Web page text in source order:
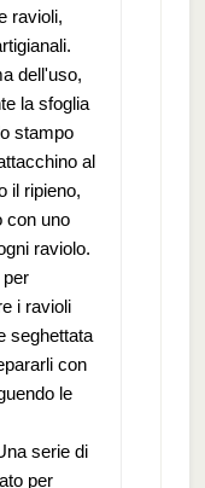
ravioli,
dell'uso,
la sfoglia
stampo
al
il ripieno,
con uno
raviolo.
i ravioli
seghettata
con
le
serie di
per